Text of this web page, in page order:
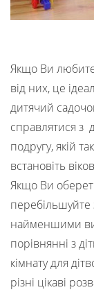
Якщо Ви любите
від них, це
дитячий
справлятися з
подругу, якій
встановіть
Якщо Ви
перебільшуйте
найменшими
порівнянні з
кімнату для
різні цікаві